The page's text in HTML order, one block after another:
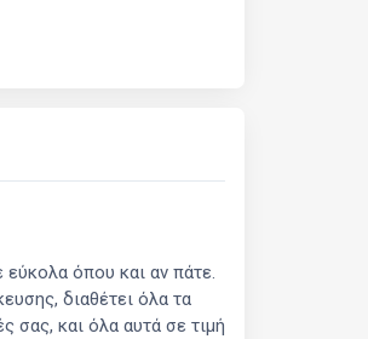
εύκολα όπου και αν πάτε.
διαθέτει όλα τα
σας, και όλα αυτά σε τιμή